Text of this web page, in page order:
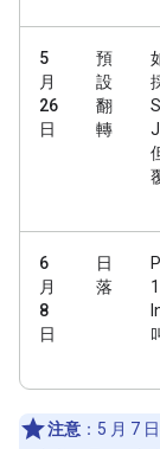
5
月
26
日
預
設
翻
轉
6
月
8
日
日
落
注意 ：5 月 7